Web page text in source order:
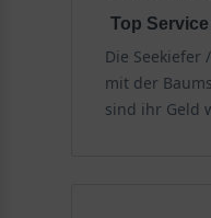
Top
Die
mit der
sind ihr Geld